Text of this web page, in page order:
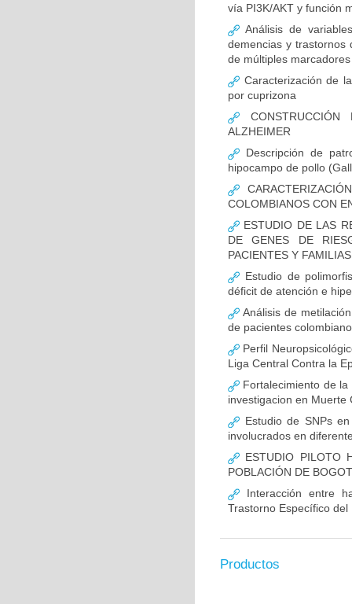
vía PI3K/AKT y función
Análisis de
demencias y trastornos
de múltiples
Caracterización de
por cuprizona
ALZHEIMER
Descripción de
hipocampo de pollo
COLOMBIANOS CON
ESTUDIO DE LAS
DE GENES DE
PACIENTES Y
Estudio de
déficit de atención e
Análisis de
de pacientes
Perfil
Liga Central Contra la
Fortalecimiento de la
investigacion en Muerte
Estudio de SNPs
involucrados en
ESTUDIO PILOTO
POBLACIÓN DE
Interacción entre
Trastorno Específico del
Productos